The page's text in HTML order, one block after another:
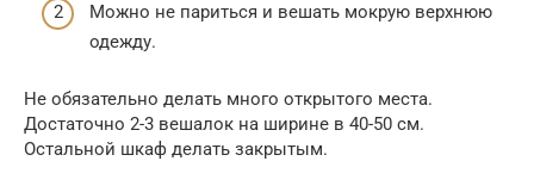
Можно не париться и вешать мокрую верхнюю
одежду.
Не обязательно делать много открытого места.
Достаточно 2-3 вешалок на ширине в 40-50 см.
Остальной шкаф делать закрытым.